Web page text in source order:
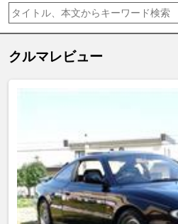
クルマレビュー